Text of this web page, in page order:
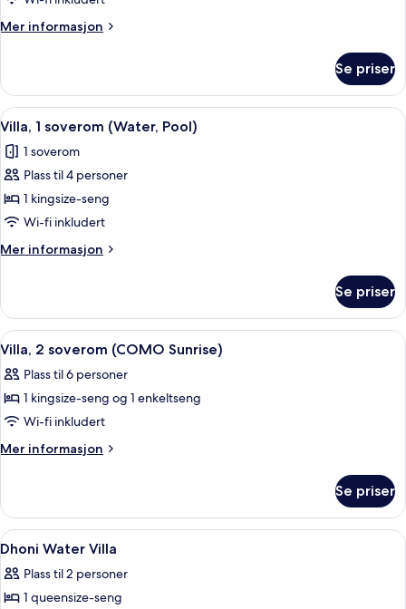
(Loft
Mer informasjon
Mer
(Loft
Water)
Se priser
Åpne
alle
bildene
av
Villa,
1
soverom
(Water,
Villa, 1 soverom (Water, Pool) | Bad
7
Villa, 1 soverom (Water, Pool)
1 soverom
Plass til 4 personer
1 kingsize-seng
Wi-fi inkludert
Mer informasjon
Mer
1
soverom
(Water,
Se priser
Åpne
alle
bildene
av
Villa,
2
Sunrise)
Sengetøy i egyptisk bomull,
12
Villa, 2 soverom (COMO Sunrise)
Plass til 6 personer
1 kingsize-seng og 1 enkeltseng
Wi-fi inkludert
Mer informasjon
Mer
2
soverom
(COMO
Se priser
Åpne
alle
bildene
av
Sengetøy i egyptisk bomull,
1
Dhoni Water Villa
Plass til 2 personer
1 queensize-seng